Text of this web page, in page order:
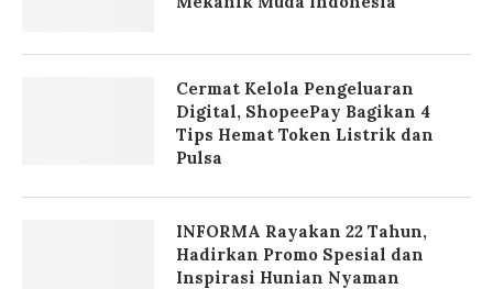
Cermat Kelola Pengeluaran
Digital, ShopeePay Bagikan 4
Tips Hemat Token Listrik dan
Pulsa
INFORMA Rayakan 22 Tahun,
Hadirkan Promo Spesial dan
Inspirasi Hunian Nyaman